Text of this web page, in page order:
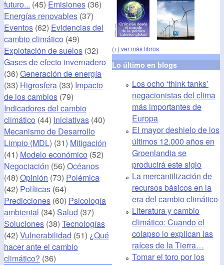
futuro... (45) Emisiones (36)
Energías renovables (37)
Eventos (62) Evidencias del
cambio climático (49)
Explotación de suelos (32)
Gases de efecto invernadero
(36) Generación de energía
(33) Higrosfera (33) Impacto
de los cambios (79)
Indicadores del cambio
climático (44) Iniciativas (40)
Mecanismo de Desarrollo
Limpio (MDL) (31) Mitigación
(41) Modelo económico (52)
Negociación (56) Océanos
(48) Opinión (73) Polémica
(42) Políticas (64)
Predicciones (60) Psicología
ambiental (34) Salud (37)
Soluciones (38) Tecnologías
(42) Vulnerabilidad (51) ¿Qué
hacer ante el cambio
climático? (36)
(+) ver más libros
Lo último en blogs
Los ocho ‘think tanks’
negacionistas del clima
más importantes de
Europa
El mayor deshielo de los
últimos 12.000 años en
Groenlandia se
producirá este siglo
La mercantilización de
recursos básicos en la
era del cambio climático
Literatura y cambio
climático: Cuando el
colapso lo explican las
raíces de la Tierra…
Tomar el toro por los